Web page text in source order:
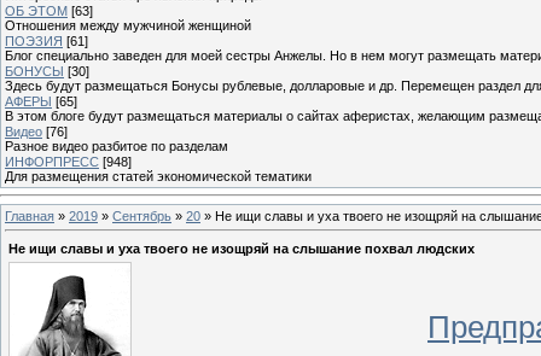
ОБ ЭТОМ [63]
Отношения между мужчиной женщиной
ПОЭЗИЯ [61]
Блог специально заведен для моей сестры Анжелы. Но в нем могут размещать
БОНУСЫ [30]
Здесь будут размещаться Бонусы рублевые, долларовые и др. Перемещен раздел
АФЕРЫ [65]
В этом блоге будут размещаться материалы о сайтах аферистах, желающим
Видео [76]
Разное видео разбитое по разделам
ИНФОРПРЕСС [948]
Для размещения статей экономической тематики
Главная » 2019 » Сентябрь » 20 » Не ищи славы и уха твоего не изощряй на
Не ищи славы и уха твоего не изощряй на слышание похвал людских